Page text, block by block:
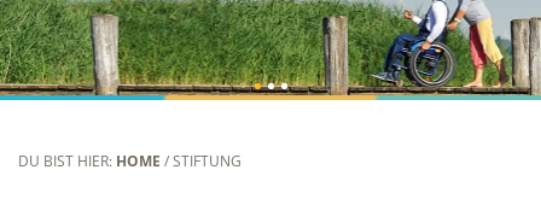
DU BIST HIER: HOME / STIFTUNG